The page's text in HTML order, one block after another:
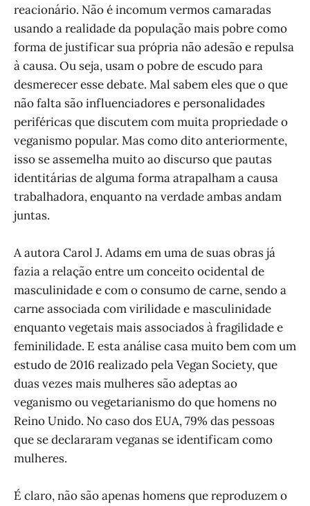
reacionário. Não é incomum vermos camaradas
usando a realidade da população mais pobre como
forma de justificar sua própria não adesão e repulsa
à causa. Ou seja, usam o pobre de escudo para
desmerecer esse debate. Mal sabem eles que o que
não falta são influenciadores e personalidades
periféricas que discutem com muita propriedade o
veganismo popular. Mas como dito anteriormente,
isso se assemelha muito ao discurso que pautas
identitárias de alguma forma atrapalham a causa
trabalhadora, enquanto na verdade ambas andam
juntas.
A autora Carol J. Adams em uma de suas obras já
fazia a relação entre um conceito ocidental de
masculinidade e com o consumo de carne, sendo a
carne associada com virilidade e masculinidade
enquanto vegetais mais associados à fragilidade e
feminilidade. E esta análise casa muito bem com um
estudo de 2016 realizado pela Vegan Society, que
duas vezes mais mulheres são adeptas ao
veganismo ou vegetarianismo do que homens no
Reino Unido. No caso dos EUA, 79% das pessoas
que se declararam veganas se identificam como
mulheres.
É claro, não são apenas homens que reproduzem o